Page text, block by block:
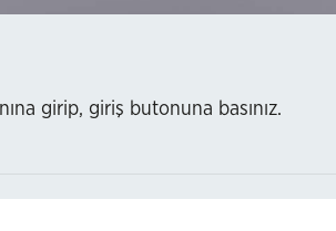
girip, giriş butonuna basınız.